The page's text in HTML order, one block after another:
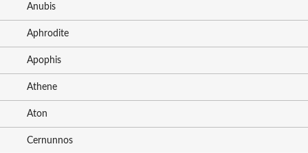
Anubis
Aphrodite
Apophis
Athene
Aton
Cernunnos